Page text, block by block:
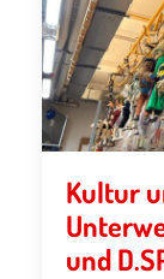
Kultur
und